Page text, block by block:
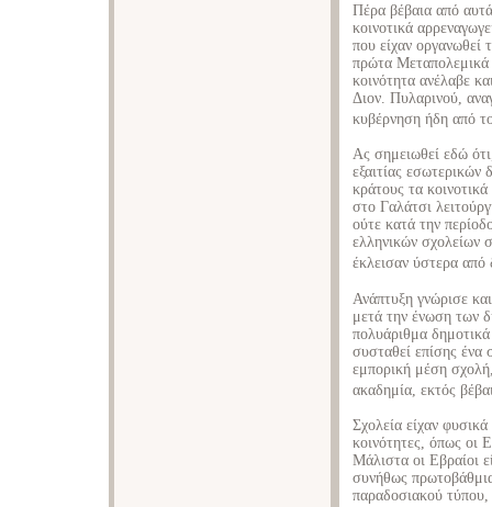
Πέρα βέβαια από
κοινοτικά
που είχαν οργανωθεί
πρώτα
κοινότητα ανέλαβε
Διον. Πυλαρινού,
κυβέρνηση ήδη από
Ας σημειωθεί εδώ
εξαιτίας
κράτους τα
στο Γαλάτσι
ούτε κατά την
ελληνικών σχολείων
έκλεισαν ύστερα από
Ανάπτυξη γνώρισε
μετά την ένωση των
πολυάριθμα
συσταθεί επίσης ένα
εμπορική μέση
ακαδημία, εκτός
Σχολεία είχαν
κοινότητες, όπως οι
Μάλιστα οι Εβραίοι
συνήθως
παραδοσιακού τύπου,